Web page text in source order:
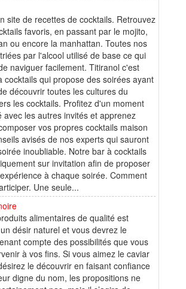
site de recettes de cocktails. Retrouvez
favoris, en passant par le mojito,
ou encore la manhattan. Toutes nos
par l'alcool utilisé de base ce qui
naviguer facilement. Titiranol c'est
cocktails qui propose des soirées ayant
découvrir toutes les cultures du
les cocktails. Profitez d'un moment
avec les autres invités et apprenez
vos propres cocktails maison
avisés de nos experts qui sauront
inoubliable. Notre bar à cocktails
sur invitation afin de proposer
à chaque soirée. Comment
Une seule...
alimentaires de qualité est
désir naturel et vous devrez le
compte des possibilités que vous
à vos fins. Si vous aimez le caviar
le découvrir en faisant confiance
digne du nom, les propositions ne